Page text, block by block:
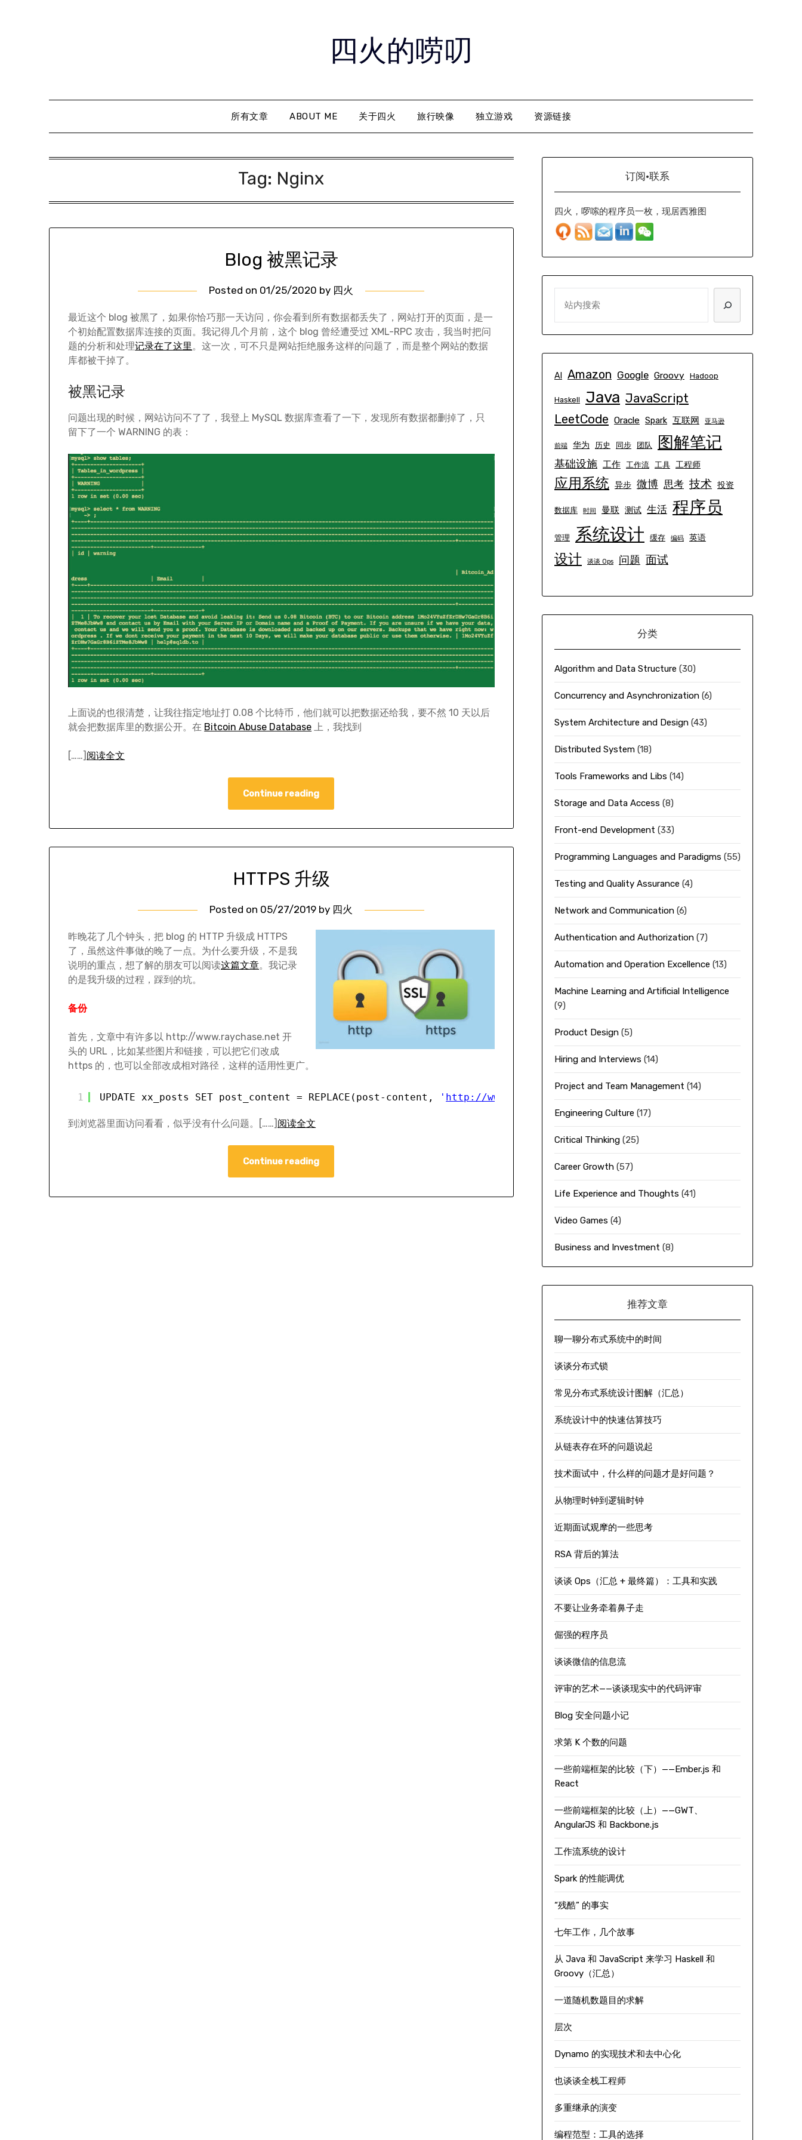
四火的唠叨
所有文章 ABOUT ME 关于四火 旅行映像 独立游戏 资源链接
Tag: Nginx
Blog 被黑记录
Posted on 01/25/2020 by 四火
最近这个 blog 被黑了，如果你恰巧那一天访问，你会看到所有数据都丢失了，网站打开的页面，是一
个初始配置数据库连接的页面。我记得几个月前，这个 blog 曾经遭受过 XML-RPC 攻击，我当时把问
题的分析和处理记录在了这里。这一次，可不只是网站拒绝服务这样的问题了，而是整个网站的数据
库都被干掉了。
被黑记录
问题出现的时候，网站访问不了了，我登上 MySQL 数据库查看了一下，发现所有数据都删掉了，只
留下了一个 WARNING 的表：
上面说的也很清楚，让我往指定地址打 0.08 个比特币，他们就可以把数据还给我，要不然 10 天以后
就会把数据库里的数据公开。在 Bitcoin Abuse Database 上，我找到
[……] 阅读全文
Continue reading
HTTPS 升级
Posted on 05/27/2019 by 四火
昨晚花了几个钟头，把 blog 的 HTTP 升级成 HTTPS
了，虽然这件事做的晚了一点。为什么要升级，不是我
说明的重点，想了解的朋友可以阅读这篇文章。我记录
的是我升级的过程，踩到的坑。
备份
首先，文章中有许多以 http://www.raychase.net 开
头的 URL，比如某些图片和链接，可以把它们改成
https 的，也可以全部改成相对路径，这样的适用性更广。
1 UPDATE xx_posts SET post_content = REPLACE(post-content, ' http://www.raychase.net/', '/');
到浏览器里面访问看看，似乎没有什么问题。[……] 阅读全文
Continue reading
订阅·联系
四火，啰嗦的程序员一枚，现居西雅图
AI Amazon Google Groovy Hadoop
Haskell Java JavaScript
LeetCode Oracle Spark 互联网 亚马逊
前端 华为 历史 同步 团队 图解笔记
基础设施 工作 工作流 工具 工程师
应用系统 异步 微博 思考 技术 投资
数据库 时间 曼联 测试 生活 程序员
管理 系统设计 缓存 编码 英语
设计 谈谈 Ops 问题 面试
分类
Algorithm and Data Structure (30)
Concurrency and Asynchronization(6)
System Architecture and Design(43)
Distributed System(18)
Tools Frameworks and Libs (14)
Storage and Data Access (8)
Front-end Development (33)
Programming Languages and Paradigms (55)
Testing and Quality Assurance (4)
Network and Communication(6)
Authentication and Authorization(7)
Automation and Operation Excellence (13)
Machine Learning and Artificial Intelligence
(9)
Product Design(5)
Hiring and Interviews (14)
Project and Team Management (14)
Engineering Culture (17)
Critical Thinking(25)
Career Growth(57)
Life Experience and Thoughts (41)
Video Games (4)
Business and Investment (8)
推荐文章
聊一聊分布式系统中的时间
谈谈分布式锁
常见分布式系统设计图解（汇总）
系统设计中的快速估算技巧
从链表存在环的问题说起
技术面试中，什么样的问题才是好问题？
从物理时钟到逻辑时钟
近期面试观摩的一些思考
RSA 背后的算法
谈谈 Ops（汇总 + 最终篇）：工具和实践
不要让业务牵着鼻子走
倔强的程序员
谈谈微信的信息流
评审的艺术——谈谈现实中的代码评审
Blog 安全问题小记
求第 K 个数的问题
一些前端框架的比较（下）——Ember.js 和
React
一些前端框架的比较（上）——GWT、
AngularJS 和 Backbone.js
工作流系统的设计
Spark 的性能调优
“残酷” 的事实
七年工作，几个故事
从 Java 和 JavaScript 来学习 Haskell 和
Groovy（汇总）
一道随机数题目的求解
层次
Dynamo 的实现技术和去中心化
也谈谈全栈工程师
多重继承的演变
编程范型：工具的选择